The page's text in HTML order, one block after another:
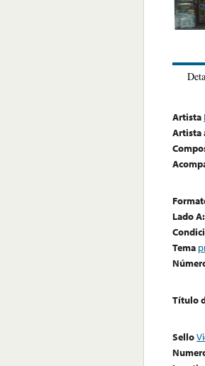
Artista
Artista
Lado A:
Tema
Título
Sello